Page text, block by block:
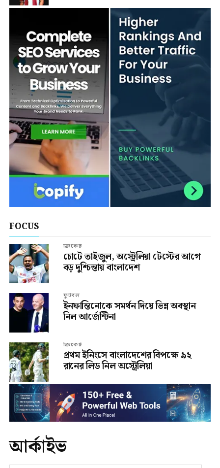
FOCUS
ক্রিকেট
চোটে তাইজুল, অস্ট্রেলিয়া টেস্টের আগে
বড় দুশ্চিন্তায় বাংলাদেশ
ফুটবল
ইনফান্তিনোকে সমর্থন দিয়ে ভিন্ন অবস্থান
নিল আর্জেন্টিনা
ক্রিকেট
প্রথম ইনিংসে বাংলাদেশের বিপক্ষে ৯২
রানের লিড নিল অস্ট্রেলিয়া
আর্কাইভ